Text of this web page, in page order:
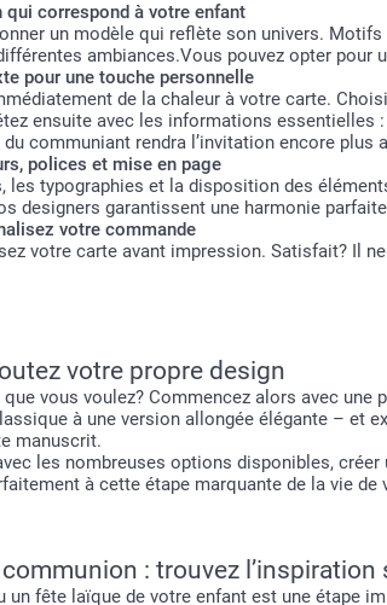
correspond à votre enfant
un modèle qui reflète son univers.
ambiances.Vous pouvez opter
pour une touche personnelle
de la chaleur à votre carte.
ensuite avec les informations essentielles
communiant rendra l’invitation encore plus
polices et mise en page
les typographies et la disposition des
designers garantissent une harmonie
votre commande
votre carte avant impression. Satisfait? Il
votre propre design
vous voulez? Commencez alors avec
à une version allongée élégante –
manuscrit.
les nombreuses options disponibles,
à cette étape marquante de la vie de
: trouvez
un fête laïque de votre enfant est une étape